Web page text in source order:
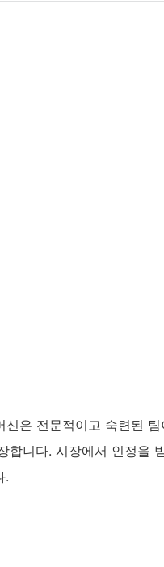
은 전문적이고 숙련된
합니다. 시장에서 인정을
.